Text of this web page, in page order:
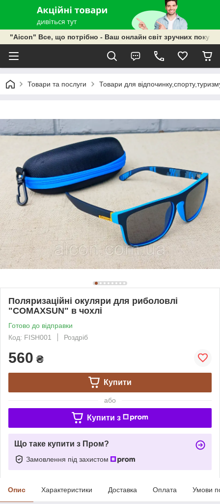
"Aicon" Все, що потрібно - Ваш онлайн світ зручних
Товари та послуги Товари для
Поляризаційні окуляри для риболовлі
"COMAXSUN" в чохлі
Готово до відправки
Код: FISH001
Роздріб
560 ₴
Купити
або
Купити з
Що таке купити з Пром?
Замовлення під захистом
Опис Характеристики Доставка Оплата Умови